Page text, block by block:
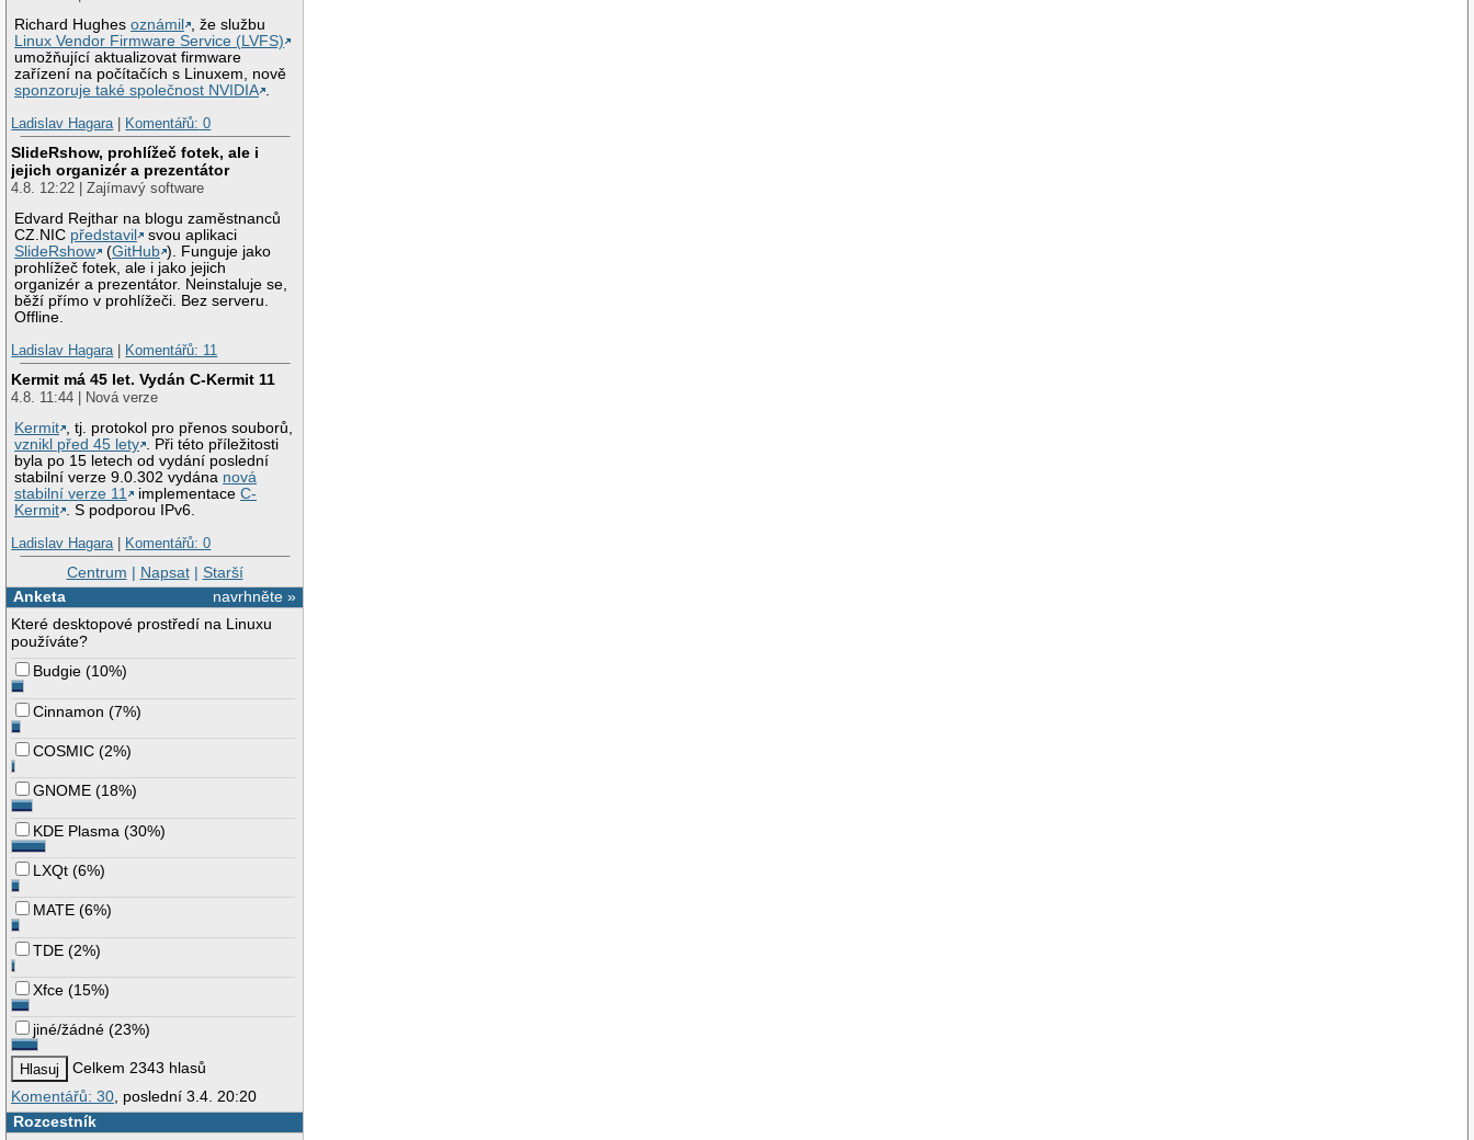
Richard Hughesoznámil
, že službu
Linux Vendor Firmware Service (LVFS)
umožňující aktualizovat firmware
zařízení na počítačích s Linuxem, nově
sponzoruje také společnost NVIDIA .
Ladislav Hagara| Komentářů: 0
SlideRshow, prohlížeč fotek, ale i
jejich organizér a prezentátor
4.8. 12:22 | Zajímavý software
Edvard Rejthar na blogu zaměstnanců
CZ.NIC představil
svou aplikaci
SlideRshow
(GitHub ). Funguje jako
prohlížeč fotek, ale i jako jejich
organizér a prezentátor. Neinstaluje se,
běží přímo v prohlížeči. Bez serveru.
Offline.
Ladislav Hagara| Komentářů: 11
Kermit má 45 let. Vydán C-Kermit 11
4.8. 11:44 | Nová verze
Kermit , tj. protokol pro přenos souborů,
vznikl před 45 lety . Při této příležitosti
byla po 15 letech od vydání poslední
stabilní verze 9.0.302 vydána nová
stabilní verze 11
implementaceC-
Kermit . S podporou IPv6.
Ladislav Hagara| Komentářů: 0
Centrum | Napsat| Starší
navrhněte »
Anketa
Které desktopové prostředí na Linuxu
používáte?
Budgie (10%)
Cinnamon (7%)
COSMIC (2%)
GNOME (18%)
KDE Plasma (30%)
LXQt (6%)
MATE (6%)
TDE (2%)
Xfce (15%)
jiné/žádné (23%)
Celkem 2343 hlasů
Komentářů: 30 , poslední 3.4. 20:20
Rozcestník